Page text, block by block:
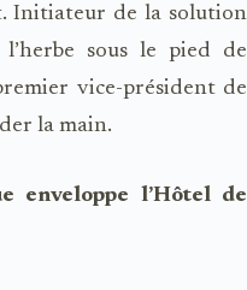
Initiateur de la solution
sous le pied de
vice-président de
la main.
enveloppe l’Hôtel de